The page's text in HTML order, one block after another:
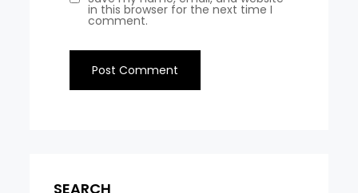
in this browser for the next time I
comment.
SEARCH